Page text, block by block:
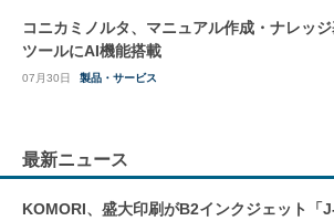
コニカミノルタ、マニュアル作成・ナレッ
ツールにAI機能搭載
07月30日 製品・サービス
最新ニュース
KOMORI、盛大印刷がB2インクジェット「